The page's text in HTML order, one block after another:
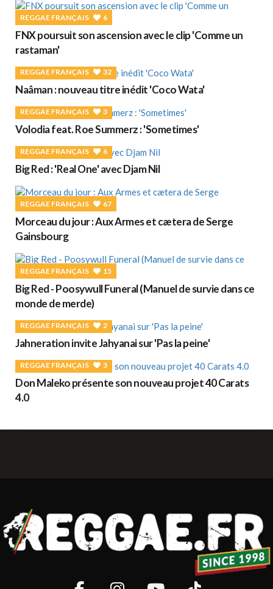
REGGAE FRANÇAIS 6
FNX poursuit son ascension avec le clip 'Comme un
rastaman'
REGGAE FRANÇAIS 32
Naâman : nouveau titre inédit 'Coco Wata'
REGGAE FRANÇAIS 3
Volodia feat. Roe Summerz : 'Sometimes'
REGGAE FRANÇAIS 6
Big Red : 'Real One' avec Djam Nil
REGGAE FRANÇAIS 67
Morceau du jour : Aux Armes et cætera de Serge
Gainsbourg
REGGAE FRANÇAIS 15
Big Red - Poosywull Funeral (Manuel de survie dans ce
monde de merde)
REGGAE FRANÇAIS 2
Jahneration invite Jahyanai sur 'Pas la peine'
REGGAE FRANÇAIS 3
Don Maleko présente son nouveau projet 40 Carats
4.0